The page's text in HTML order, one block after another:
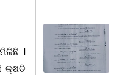
I
କ୍ଷତି